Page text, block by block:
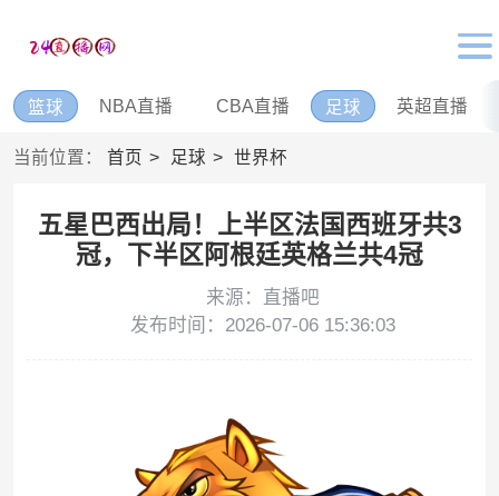
篮球 NBA直播 CBA直播 足球 英超直播
当前位置： 首页 足球 世界杯
五星巴西出局！上半区法国西班牙共3
冠，下半区阿根廷英格兰共4冠
来源：直播吧
发布时间：2026-07-06 15:36:03